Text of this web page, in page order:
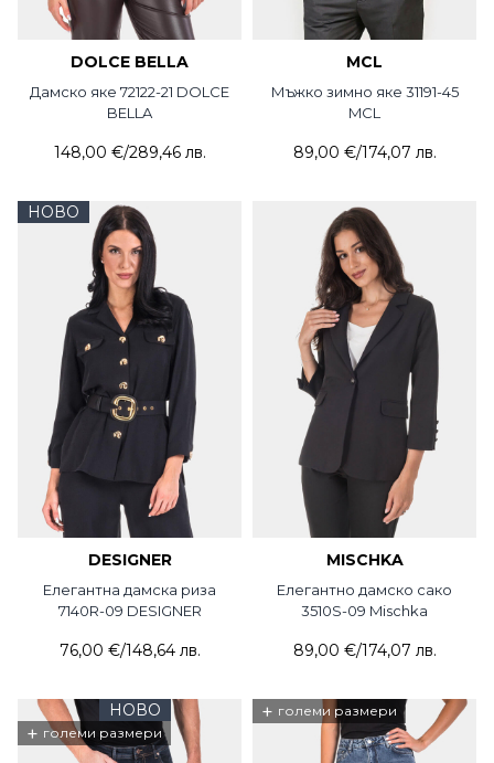
DOLCE BELLA
Дамско яке 72122-21 DOLCE
BELLA
148,00 €/289,46 лв.
MCL
Мъжко зимно яке 31191-45
MCL
89,00 €/174,07 лв.
НОВО
DESIGNER
Елегантна дамска риза
7140R-09 DESIGNER
76,00 €/148,64 лв.
MISCHKA
Елегантно дамско сако
3510S-09 Mischka
89,00 €/174,07 лв.
НОВО
+ големи размери
+ големи размери